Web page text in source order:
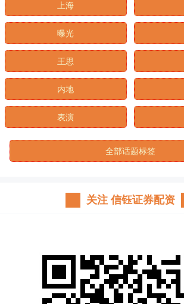
上海
曝光
王思
内地
表演
全部话题标签
关注 信钰证券配资